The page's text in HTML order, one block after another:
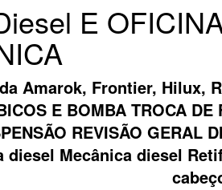
E
Amarok, Frontier, Hilux,
E BOMBA TROCA DE
REVISÃO GERAL
Mecânica diesel